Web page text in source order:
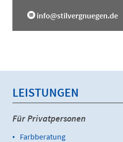
info@stilvergnuegen.de
LEISTUNGEN
Für Privatpersonen
Farbberatung